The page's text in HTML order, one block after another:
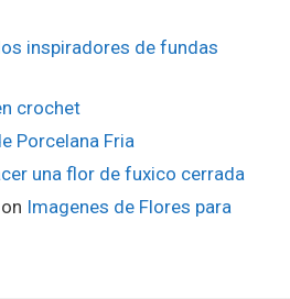
inspiradores de fundas
crochet
Porcelana Fria
una flor de fuxico cerrada
on Imagenes de Flores para